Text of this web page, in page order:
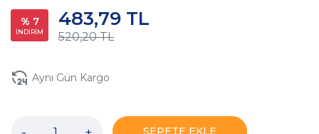
% 7
İNDİRİM 520,20 TL
483,79 TL
Aynı Gün Kargo
SEPETE EKLE